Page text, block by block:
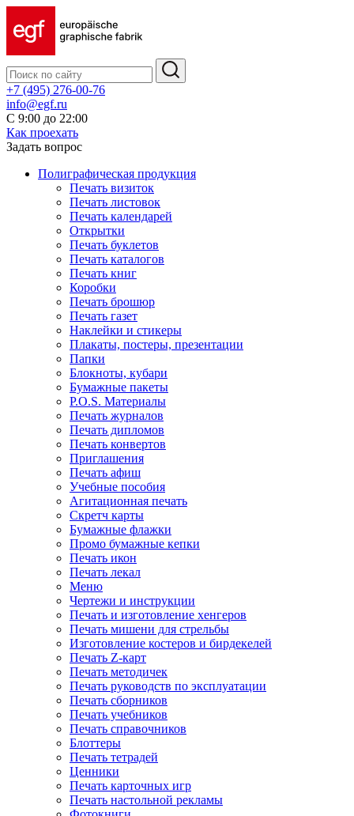
+7 (495) 276-00-76
info@egf.ru
С 9:00 до 22:00
Как проехать
Задать вопрос
Полиграфическая продукция
Печать визиток
Печать листовок
Печать календарей
Открытки
Печать буклетов
Печать каталогов
Печать книг
Коробки
Печать брошюр
Печать газет
Наклейки и стикеры
Плакаты, постеры, презентации
Папки
Блокноты, кубари
Бумажные пакеты
P.O.S. Материалы
Печать журналов
Печать дипломов
Печать конвертов
Приглашения
Печать афиш
Учебные пособия
Агитационная печать
Скретч карты
Бумажные флажки
Промо бумажные кепки
Печать икон
Печать лекал
Меню
Чертежи и инструкции
Печать и изготовление хенгеров
Печать мишени для стрельбы
Изготовление костеров и бирдекелей
Печать Z-карт
Печать методичек
Печать руководств по эксплуатации
Печать сборников
Печать учебников
Печать справочников
Блоттеры
Печать тетрадей
Ценники
Печать карточных игр
Печать настольной рекламы